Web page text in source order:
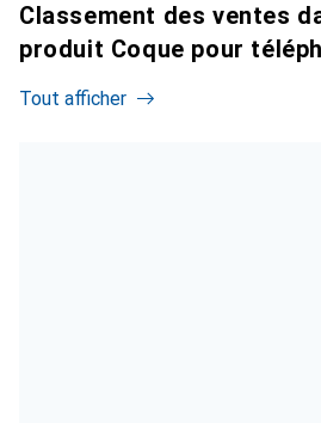
Classement des ventes
produit Coque pour
Tout afficher